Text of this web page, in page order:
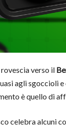
verso il
agli
è quello di
celebra alcuni